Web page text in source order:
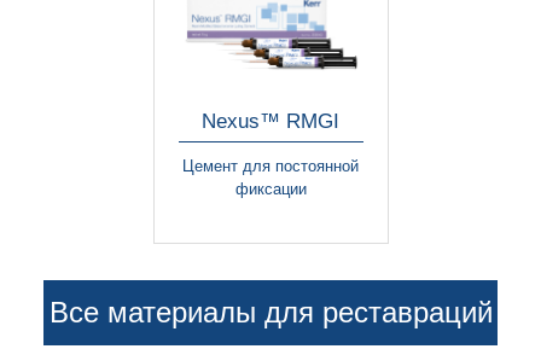
Nexus™ RMGI
Цемент для постоянной
фиксации
Все материалы для реставраций